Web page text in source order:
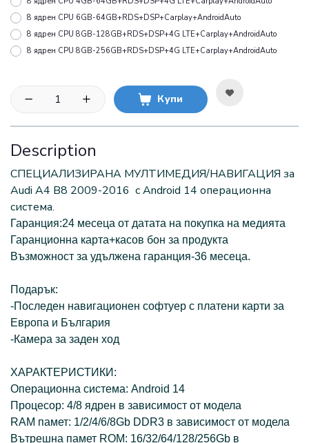
8 ядрен CPU 6GB-64GB+RDS+DSP+Carplay+AndroidAuto
8 ядрен CPU 8GB-128GB+RDS+DSP+4G LTE+Carplay+AndroidAuto
8 ядрен CPU 8GB-256GB+RDS+DSP+4G LTE+Carplay+AndroidAuto
Купи
Description
СПЕЦИАЛИЗИРАНА МУЛТИМЕДИЯ/НАВИГАЦИЯ за
Audi A4 B8 2009-2016 с Android 14 oперационна
система.
Гаранция:24 месеца от датата на покупка на медията
Гаранционна карта+касов бон за продукта
Възможност за удължена гаранция-36 месеца.
Подарък:
-Последен навигационен софтуер с платени карти за
Европа и България
-Камера за заден ход
ХАРАКТЕРИСТИКИ:
Операционна система: Android 14
Процесор: 4/8 ядрен в зависимост от модела
RAM памет: 1/2/4/6/8Gb DDR3 в зависимост от модела
Вътрешна памет ROM: 16/32/64/128/256Gb в